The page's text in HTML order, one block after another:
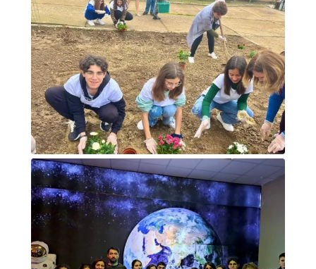
Foto di gruppo davanti ad un monumento
Attività alunni. L'orto.